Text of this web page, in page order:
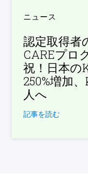
ニュース
認定取得者
CAREプロ
祝！日本の
250%増加
人へ
記事を読む